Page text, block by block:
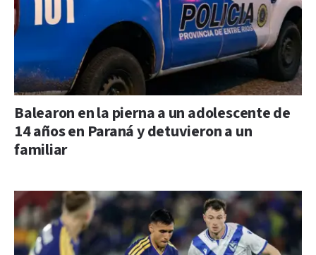
Balearon en la pierna a un adolescente de
14 años en Paraná y detuvieron a un
familiar